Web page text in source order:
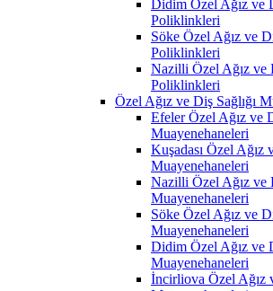
Didim Özel Ağız ve
Poliklinkleri
Söke Özel Ağız ve
Poliklinkleri
Nazilli Özel Ağız ve
Poliklinkleri
Özel Ağız ve Diş Sağlığı
Efeler Özel Ağız ve
Muayenehaneleri
Kuşadası Özel Ağız
Muayenehaneleri
Nazilli Özel Ağız ve
Muayenehaneleri
Söke Özel Ağız ve
Muayenehaneleri
Didim Özel Ağız ve
Muayenehaneleri
İncirliova Özel Ağız